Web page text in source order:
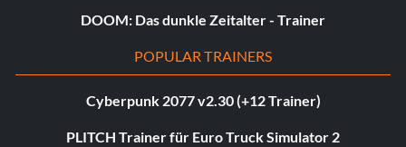
DOOM: Das dunkle Zeitalter - Trainer
POPULAR TRAINERS
Cyberpunk 2077 v2.30 (+12 Trainer)
PLITCH Trainer für Euro Truck Simulator 2